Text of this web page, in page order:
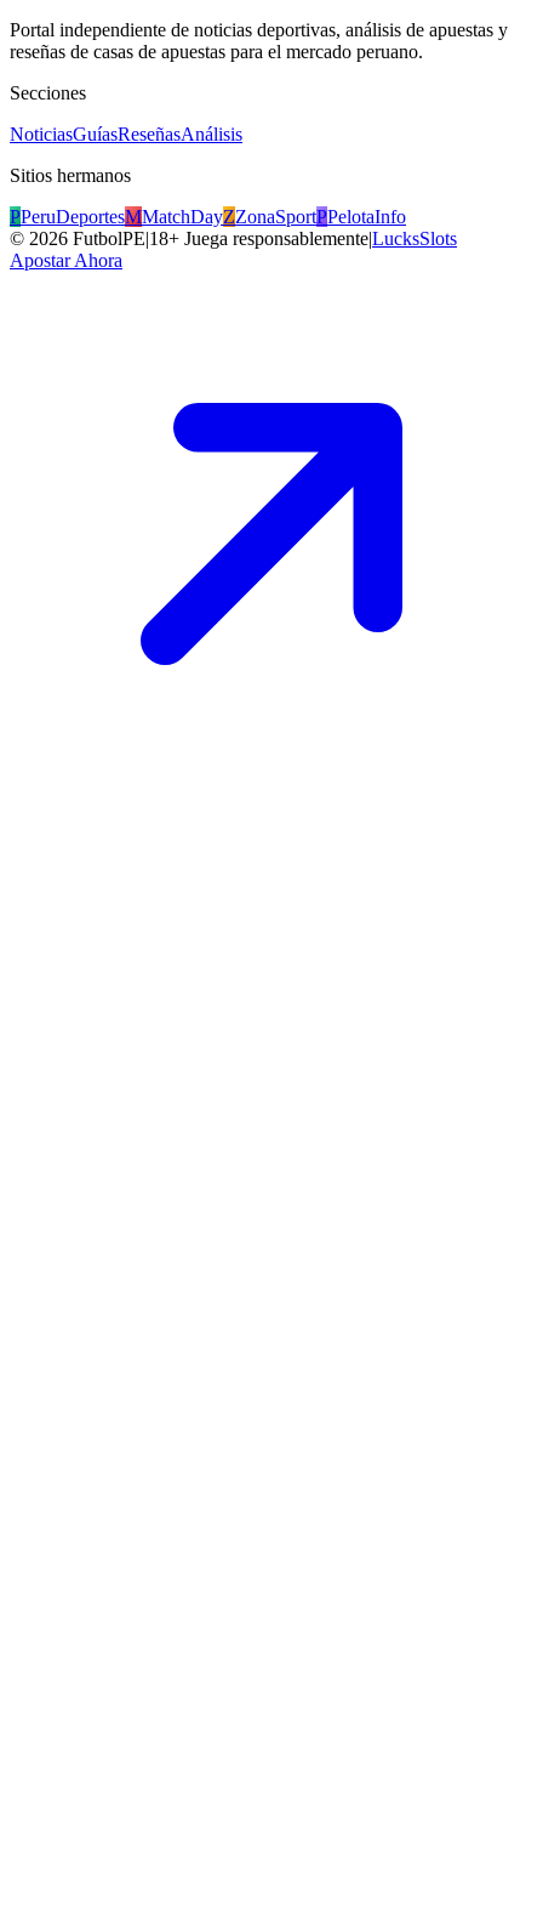
Portal independiente de noticias deportivas, análisis de apuestas y
reseñas de casas de apuestas para el mercado peruano.
Secciones
NoticiasGuíasReseñasAnálisis
Sitios hermanos
PPeruDeportesMMatchDayZZonaSportPPelotaInfo
© 2026 FutbolPE|18+ Juega responsablemente|LucksSlots
Apostar Ahora